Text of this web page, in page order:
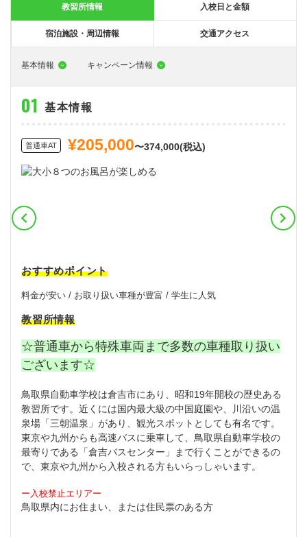
大型特殊
中型車
大型二種
普通二種
中型二種
大型車+けん引
東海エリア
中国エリア
四国エリア
九州エリア
沖縄エリア
組合員特典
教習料金が安い教習所
温泉プランがある教習所
自炊ができる教習所
ホテルプランがある教習所
コープ・生協おすすめの合宿免許パンフレット
よくある質問
入校の流れ/スケジュール
給付金制度について
合宿免許とは
取り消し処分を受けた方の再取得
全国の運転免許センター・試験場一覧
閉じる
教習所情報 入校日と金額
宿泊施設・周辺情報 交通アクセス
基本情報 キャンペーン情報
基本情報
普通車AT ¥205,000〜374,000(税込)
おすすめポイント
料金が安い / お取り扱い車種が豊富 / 学生に人気
教習所情報
☆普通車から特殊車両まで多数の車種取り扱い
ございます☆
鳥取県自動車学校は倉吉市にあり、昭和19年開校の歴史ある
教習所です。近くには国内最大級の中国庭園や、川沿いの温
泉場「三朝温泉」があり、観光スポットとしても有名です。
東京や九州からも高速バスに乗車して、鳥取県自動車学校の
最寄りである「倉吉バスセンター」まで行くことができるの
で、東京や九州から入校される方もいらっしゃいます。
ー入校禁止エリアー
鳥取県内にお住まい、または住民票のある方